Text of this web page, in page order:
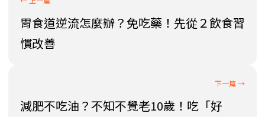
胃食道逆流怎麼辦？免吃藥！先從２飲食習
慣改善
減肥不吃油？不知不覺老10歲！吃「好